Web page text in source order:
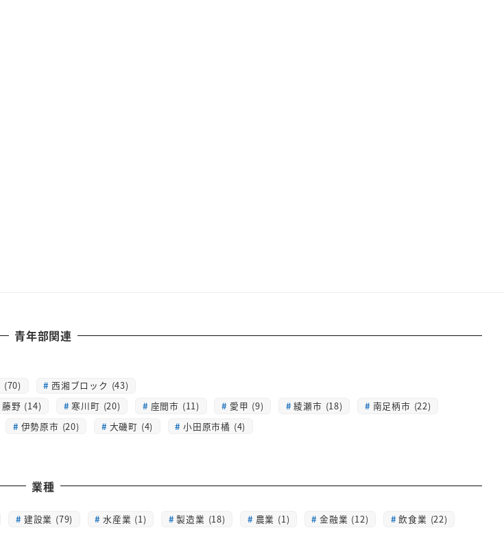
青年部関連
(70)
西湘ブロック (43)
藤野 (14) 寒川町 (20) 座間市 (11) 愛甲 (9) 綾瀬市 (18)
南足柄市 (22)
伊勢原市 (20) 大磯町 (4)
小田原市橘 (4)
業種
建設業 (79) 水産業 (1) 製造業 (18) 農業 (1) 金融業 (12)
飲食業 (22)